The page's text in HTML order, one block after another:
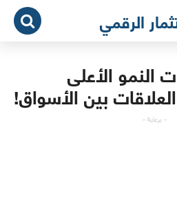
الرقمي
النمو الأعلى
بين الأسواق!
- برعاية -